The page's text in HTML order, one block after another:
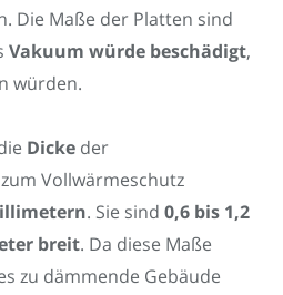
Die Maße der Platten sind
Vakuum würde beschädigt,
würden.
Dicke der
Vollwärmeschutz
. Sie sind 0,6 bis 1,2
breit. Da diese Maße
zu dämmende Gebäude